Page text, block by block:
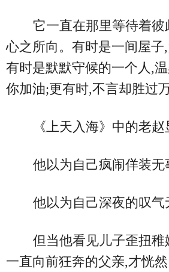
它一直在那里等待着
心之所向。有时是一间屋子
有时是默默守候的一个人,
你加油;更有时,不言却胜过万
《上天入海》中的老
他以为自己疯闹佯装无
他以为自己深夜的叹气
但当他看见儿子歪扭稚
一直向前狂奔的父亲,才恍